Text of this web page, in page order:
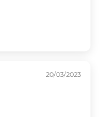
20/03/2023